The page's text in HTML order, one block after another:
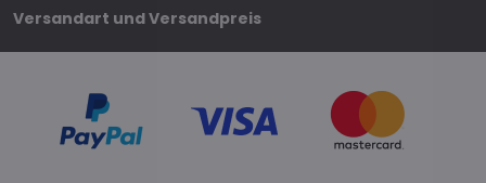
Versandart und Versandpreis